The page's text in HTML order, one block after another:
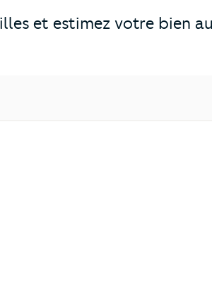
et estimez votre bien